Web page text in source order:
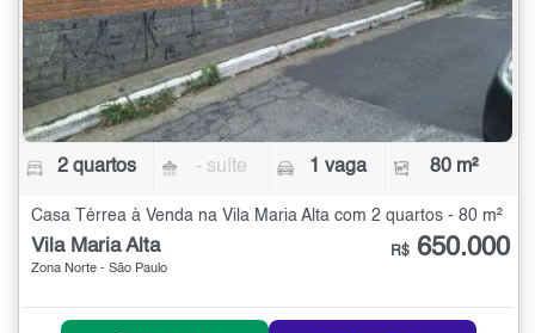
2 quartos - suíte 1 vaga 80 m²
Casa Térrea à Venda na Vila Maria Alta com 2 quartos - 80 m²
Vila Maria Alta
Zona Norte - São Paulo
R$ 650.000